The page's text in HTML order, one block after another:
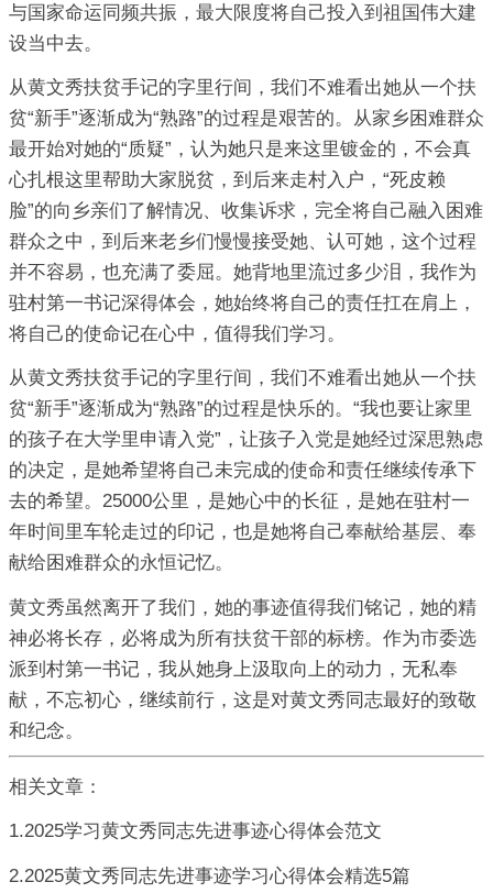
与国家命运同频共振，最大限度将自己投入到祖国伟大建
设当中去。
从黄文秀扶贫手记的字里行间，我们不难看出她从一个扶
贫“新手”逐渐成为“熟路”的过程是艰苦的。从家乡困难群众
最开始对她的“质疑”，认为她只是来这里镀金的，不会真
心扎根这里帮助大家脱贫，到后来走村入户，“死皮赖
脸”的向乡亲们了解情况、收集诉求，完全将自己融入困难
群众之中，到后来老乡们慢慢接受她、认可她，这个过程
并不容易，也充满了委屈。她背地里流过多少泪，我作为
驻村第一书记深得体会，她始终将自己的责任扛在肩上，
将自己的使命记在心中，值得我们学习。
从黄文秀扶贫手记的字里行间，我们不难看出她从一个扶
贫“新手”逐渐成为“熟路”的过程是快乐的。“我也要让家里
的孩子在大学里申请入党”，让孩子入党是她经过深思熟虑
的决定，是她希望将自己未完成的使命和责任继续传承下
去的希望。25000公里，是她心中的长征，是她在驻村一
年时间里车轮走过的印记，也是她将自己奉献给基层、奉
献给困难群众的永恒记忆。
黄文秀虽然离开了我们，她的事迹值得我们铭记，她的精
神必将长存，必将成为所有扶贫干部的标榜。作为市委选
派到村第一书记，我从她身上汲取向上的动力，无私奉
献，不忘初心，继续前行，这是对黄文秀同志最好的致敬
和纪念。
相关文章：
1.2025学习黄文秀同志先进事迹心得体会范文
2.2025黄文秀同志先进事迹学习心得体会精选5篇